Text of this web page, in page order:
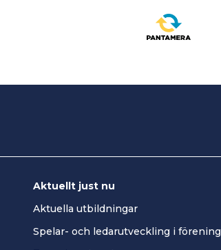
Aktuellt just nu
Aktuella utbildningar
Spelar- och ledarutveckling i förening